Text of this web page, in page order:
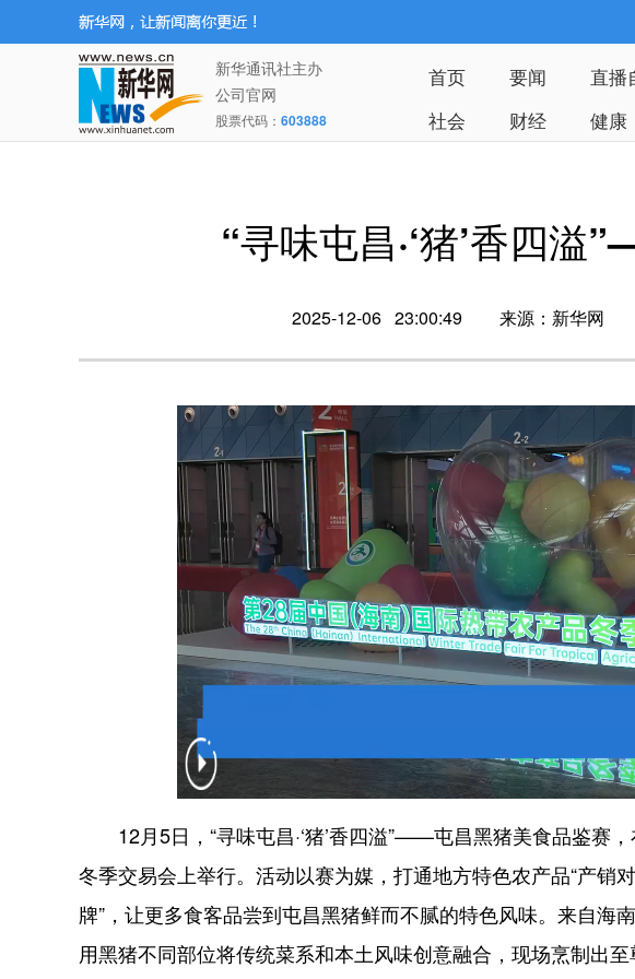
新华通讯社主办
公司官网
股票代码： 603888
首页 要闻 直播
社会
财经 健康
“寻味屯昌·‘猪’香四
2025-12-06 23:00:49 来源：新华网
12月5日，“寻味屯昌·‘猪’香四溢”——屯昌黑猪美食品鉴赛
冬季交易会上举行。活动以赛为媒，打通地方特色农产品“产销
牌”，让更多食客品尝到屯昌黑猪鲜而不腻的特色风味。来自海
用黑猪不同部位将传统菜系和本土风味创意融合，现场烹制出